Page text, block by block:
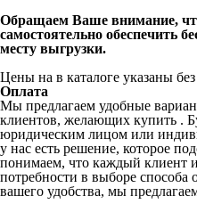
Обращаем Ваше внимание,
самостоятельно обеспечить
месту выгрузки.
Цены на в каталоге указаны без
Оплата
Мы предлагаем удобные
клиентов, желающих купить .
юридическим лицом или
у нас есть решение, которое
понимаем, что каждый клиент
потребности в выборе способа
вашего удобства, мы